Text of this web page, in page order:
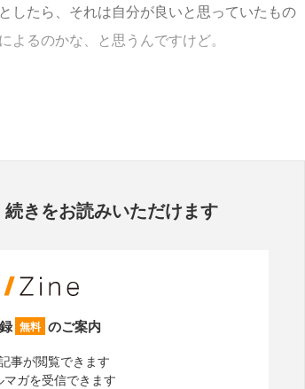
したら、それは自分が良いと思っていたもの
るのかな、と思うんですけど。
続きをお読みいただけます
無料 のご案内
事が閲覧できます
マガを受信できます